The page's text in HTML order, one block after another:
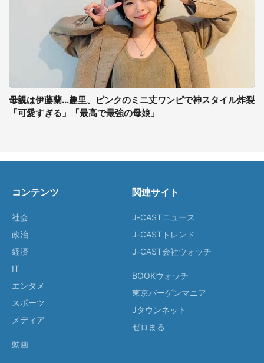
母親は伊藤蘭...趣里、ピンクのミニ丈ワンピで神スタイル炸裂
「可愛すぎる」「最高で最強の母娘」
コンテンツ
社会
政治
経済
IT
エンタメ
スポーツ
メディア
動画
関連サイト
J-CASTニュース
J-CASTトレンド
J-CAST会社ウォッチ
BOOKウォッチ
東京バーゲンマニア
Jタウンネット
ゼロまる